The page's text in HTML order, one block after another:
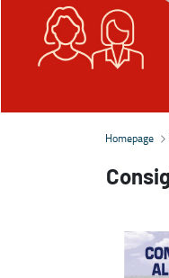
Homepage